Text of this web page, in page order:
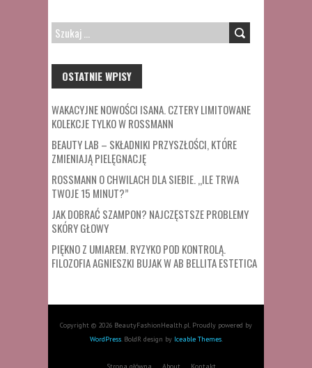
SZUKAJ:
OSTATNIE WPISY
WAKACYJNE NOWOŚCI ISANA. CZTERY LIMITOWANE
KOLEKCJE TYLKO W ROSSMANN
BEAUTY LAB – SKŁADNIKI PRZYSZŁOŚCI, KTÓRE
ZMIENIAJĄ PIELĘGNACJĘ
ROSSMANN O CHWILACH DLA SIEBIE. „ILE TRWA
TWOJE 15 MINUT?”
JAK DOBRAĆ SZAMPON? NAJCZĘSTSZE PROBLEMY
SKÓRY GŁOWY
PIĘKNO Z UMIAREM. RYZYKO POD KONTROLĄ.
FILOZOFIA AGNIESZKI BUJAK W AB BELLITA ESTETICA
Copyright © 2026 BeautyFashionHealth.pl. Proudly powered by
WordPress. BoldR design by Iceable Themes.